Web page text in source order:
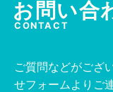
お問い合
CONTACT
ご質問などがござ
せフォームよりご